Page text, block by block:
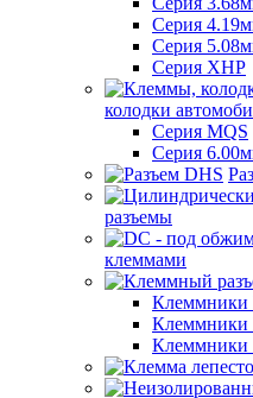
Серия
Серия
Серия XHP
колодки
Серия MQS
Серия
разъемы
клеммами
Клеммники
Клеммники
Клеммники